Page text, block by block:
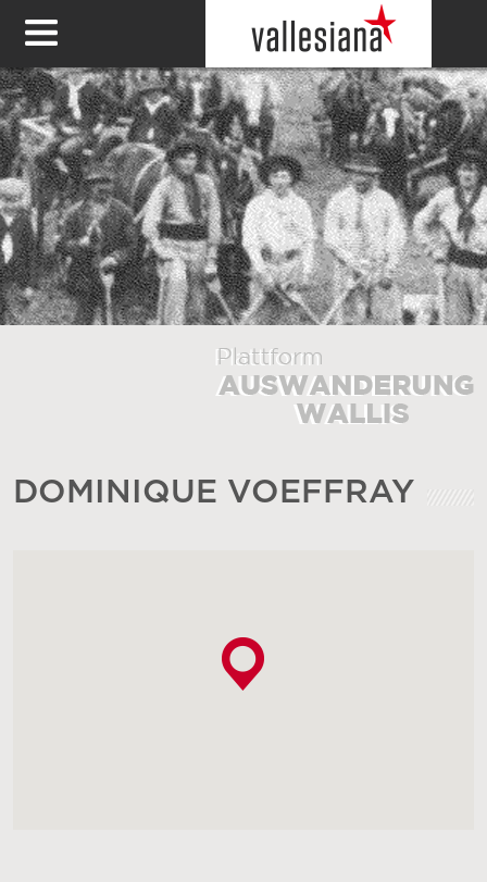
DOMINIQUE VOEFFRAY